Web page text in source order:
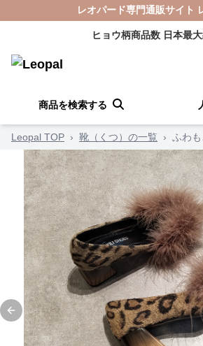
レオパード専門通販サイト
ヒョウ柄商品数 日本最大
商品を検索する
Leopal TOP › 靴（くつ）の一覧 › ふわ
Previous slide